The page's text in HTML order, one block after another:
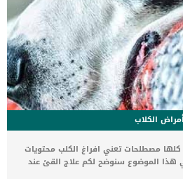
أمراض الكلاب
كلها مصطلحات تعني افراغ الكلب محتويات
الموضوع سنوضح لكم علاج القئ عند